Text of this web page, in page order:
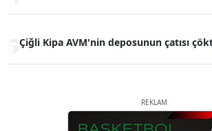
Çiğli Kipa AVM'nin deposunun çatısı
REKLAM